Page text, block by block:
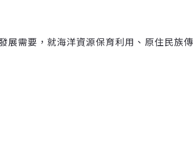
展需要，就海洋資源保育利用、原住民族